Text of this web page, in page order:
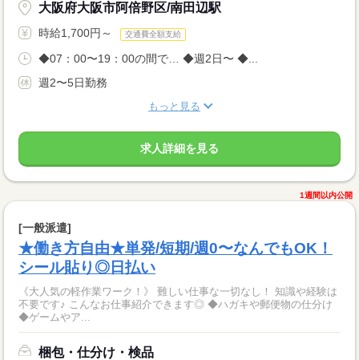
大阪府大阪市阿倍野区/南田辺駅
時給1,700円～ 交通費全額支給
◆07：00〜19：00の間で… ◆週2日〜 ◆...
週2〜5日勤務
もっと見る
求人詳細を見る
1週間以内公開
[一般派遣]
★働き方自由★単発/短期/週0〜なんでもOK！
シール貼り◎日払い
《大人気の軽作業ワーク！》 難しい仕事な一切なし！ 知識や経験は
不要です♪ こんなお仕事紹介できます◎ ◆ハガキや郵便物の仕分け
◆ゲームやア...
梱包・仕分け・検品